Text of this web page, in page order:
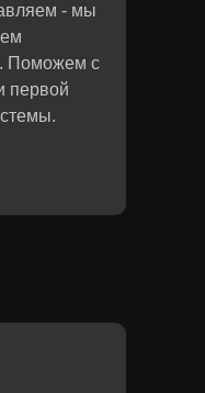
- мы
Поможем с
первой